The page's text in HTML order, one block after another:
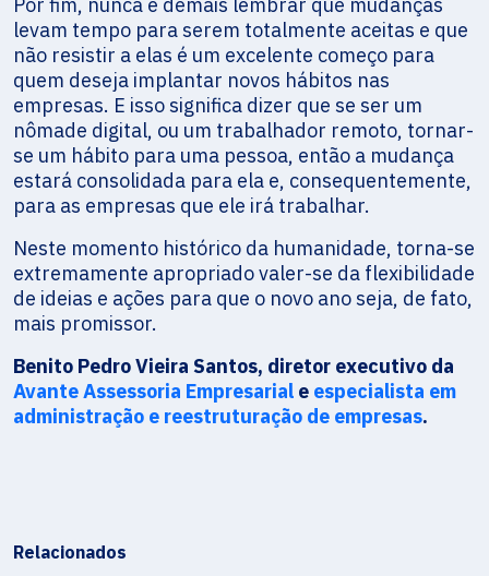
levam tempo para serem totalmente aceitas e que
não resistir a elas é um excelente começo para
quem deseja implantar novos hábitos nas
empresas. E isso significa dizer que se ser um
nômade digital, ou um trabalhador remoto, tornar-
se um hábito para uma pessoa, então a mudança
estará consolidada para ela e, consequentemente,
para as empresas que ele irá trabalhar.
Neste momento histórico da humanidade, torna-se
extremamente apropriado valer-se da flexibilidade
de ideias e ações para que o novo ano seja, de fato,
mais promissor.
Benito Pedro Vieira Santos, diretor executivo da
Avante Assessoria Empresarial e especialista em
administração e reestruturação de empresas.
Relacionados